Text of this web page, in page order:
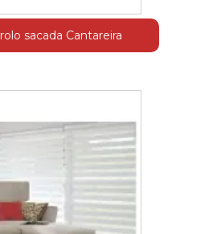
sacada Cantareira